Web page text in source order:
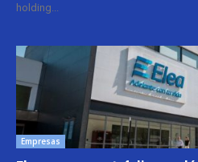
holding...
Empresas